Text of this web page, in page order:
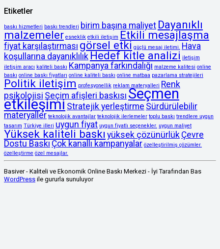
Etiketler
baskı hizmetleri baskı trendleri birim başına maliyet Dayanıklı
malzemeler esneklik etkili iletişim Etkili mesajlaşma
fiyat karşılaştırması görsel etki güçlü mesaj iletimi.
Hava
koşullarına dayanıklılık Hedef kitle analizi iletişim
iletişim aracı kaliteli baskı Kampanya farkındalığı malzeme kalitesi online
baskı online baskı fiyatları online kaliteli baskı online matbaa pazarlama stratejileri
Politik iletişim profesyonellik reklam materyalleri Renk
psikolojisi Seçim afişleri baskısı Seçmen
etkileşimi Stratejik yerleştirme Sürdürülebilir
materyaller teknolojik avantajlar teknolojik ilerlemeler toplu baskı trendlere uygun
tasarım Türkiye illeri uygun fiyat uygun fiyatlı seçenekler. uygun maliyet
Yüksek kaliteli baskı yüksek çözünürlük Çevre
Dostu Baskı Çok kanallı kampanyalar özelleştirilmiş çözümler.
özelleştirme özel mesajlar.
Basiver - Kaliteli ve Ekonomik Online Baskı Merkezi - İyi Tarafından Bas
WordPress ile gururla sunuluyor